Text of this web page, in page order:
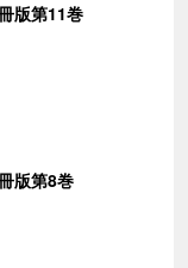
版第11巻
版第8巻